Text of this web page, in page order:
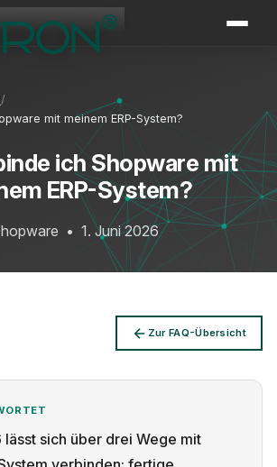
mit meinem ERP-System?
ich Shopware mit
ERP-System?
• 1. Juni 2026
Zur FAQ-Übersicht
lässt sich über drei Wege mit